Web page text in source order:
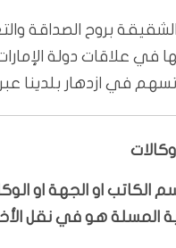
بروح الصداقة
في علاقات دولة
في ازدهار بلدينا
الكاتب او الجهة او
المسلة هو في نقل